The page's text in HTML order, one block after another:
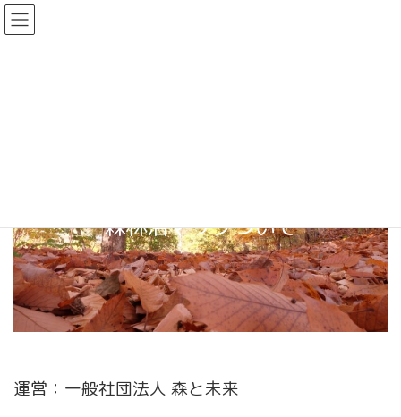
コ
ン
ナ
ビ
森林浴マップついて
運営：一般社団法人 森と未来